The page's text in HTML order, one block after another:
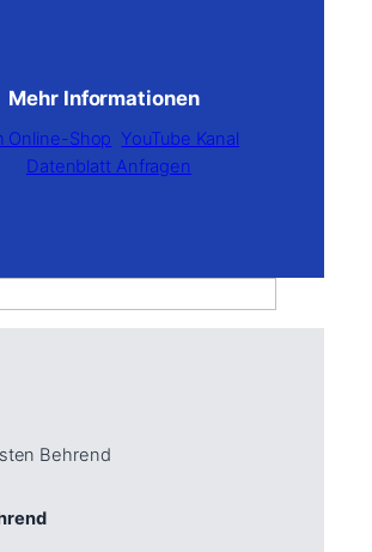
Mehr Informationen
Online-Shop YouTube Kanal
Datenblatt Anfragen